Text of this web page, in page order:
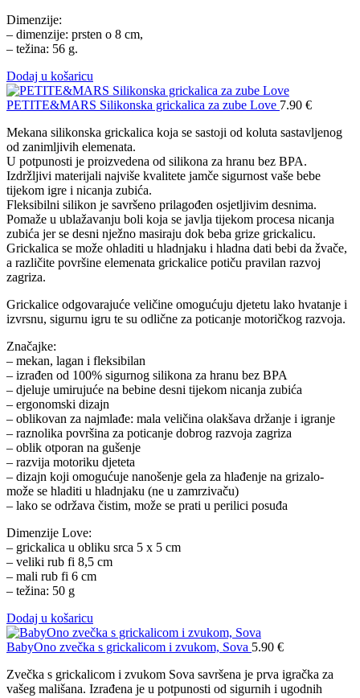
Dimenzije:
– dimenzije: prsten o 8 cm,
– težina: 56 g.
Dodaj u košaricu
PETITE&MARS Silikonska grickalica za zube Love 7.90 €
Mekana silikonska grickalica koja se sastoji od koluta sastavljenog
od zanimljivih elemenata.
U potpunosti je proizvedena od silikona za hranu bez BPA.
Izdržljivi materijali najviše kvalitete jamče sigurnost vaše bebe
tijekom igre i nicanja zubića.
Fleksibilni silikon je savršeno prilagođen osjetljivim desnima.
Pomaže u ublažavanju boli koja se javlja tijekom procesa nicanja
zubića jer se desni nježno masiraju dok beba grize grickalicu.
Grickalica se može ohladiti u hladnjaku i hladna dati bebi da žvače,
a različite površine elemenata grickalice potiču pravilan razvoj
zagriza.
Grickalice odgovarajuće veličine omogućuju djetetu lako hvatanje i
izvrsnu, sigurnu igru te su odlične za poticanje motoričkog razvoja.
Značajke:
– mekan, lagan i fleksibilan
– izrađen od 100% sigurnog silikona za hranu bez BPA
– djeluje umirujuće na bebine desni tijekom nicanja zubića
– ergonomski dizajn
– oblikovan za najmlađe: mala veličina olakšava držanje i igranje
– raznolika površina za poticanje dobrog razvoja zagriza
– oblik otporan na gušenje
– razvija motoriku djeteta
– dizajn koji omogućuje nanošenje gela za hlađenje na grizalo-
može se hladiti u hladnjaku (ne u zamrzivaču)
– lako se održava čistim, može se prati u perilici posuđa
Dimenzije Love:
– grickalica u obliku srca 5 x 5 cm
– veliki rub fi 8,5 cm
– mali rub fi 6 cm
– težina: 50 g
Dodaj u košaricu
BabyOno zvečka s grickalicom i zvukom, Sova 5.90 €
Zvečka s grickalicom i zvukom Sova savršena je prva igračka za
vašeg mališana. Izrađena je u potpunosti od sigurnih i ugodnih